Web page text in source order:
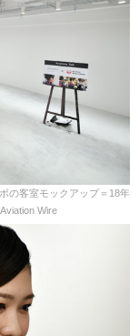
の客室モックアップ＝18年
Wire